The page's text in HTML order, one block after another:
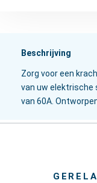
Beschrijving
Zorg voor een
van uw elektrische
van 60A.